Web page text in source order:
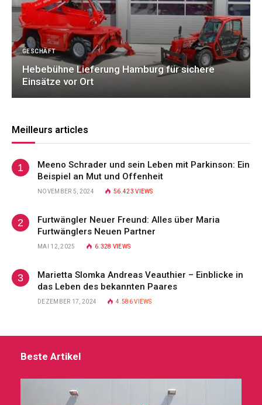
GESCHÄFT
Hebebühne Lieferung Hamburg für sichere
Einsätze vor Ort
Meilleurs articles
Meeno Schrader und sein Leben mit Parkinson: Ein
Beispiel an Mut und Offenheit
NOVEMBER 5, 2024 56.423VIEWS
Furtwängler Neuer Freund: Alles über Maria
Furtwänglers Neuen Partner
MAI 12, 2025 6.328 VIEWS
Marietta Slomka Andreas Veauthier – Einblicke in
das Leben des bekannten Paares
DEZEMBER 17, 2024 4.586VIEWS
Beste Artikel